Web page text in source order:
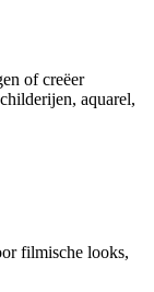
of creëer
aquarel,
filmische looks,